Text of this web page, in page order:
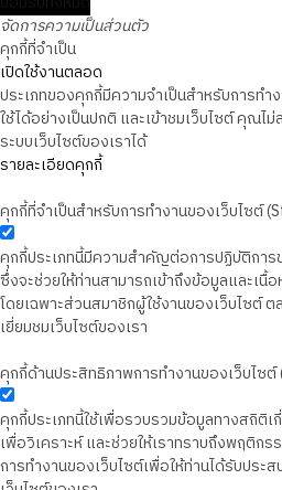
จัดการความเป็นส่วนตัว
คุกกี้ที่จำเป็น
เปิดใช้งานตลอด
ประเภทของคุกกี้มีความจำเป็นสำหรับการท
ใช้ได้อย่างเป็นปกติ และเข้าชมเว็บไซต์ คุณไ
ระบบเว็บไซต์ของเราได้
รายละเอียดคุกกี้
คุกกี้ที่จำเป็นสำหรับการทำงานของเว็บไซต์
คุกกี้ประเภทนี้มีความสำคัญต่อการปฏิบัติกา
ซึ่งจะช่วยให้ท่านสามารถเข้าถึงข้อมูลและเนื้
โดยเฉพาะส่วนสมาชิกผู้ใช้งานของเว็บไซต์
เยี่ยมชมเว็บไซต์ของเรา
คุกกี้ด้านประสิทธิภาพการทำงานของเว็บไซต์
คุกกี้ประเภทนี้ใช้เพื่อรวบรวมข้อมูลทางสถิติเ
เพื่อวิเคราะห์ และช่วยให้เราทราบถึงพฤติก
การทำงานของเว็บไซต์เพื่อให้ท่านได้รับประ